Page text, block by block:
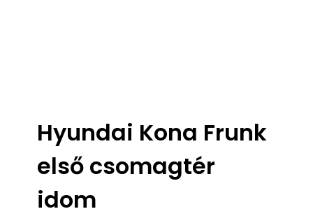
Hyundai Kona Frunk
első csomagtér
idom